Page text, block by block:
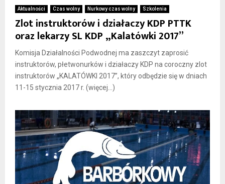
Aktualności Czas wolny Nurkowy czas wolny Szkolenia
Zlot instruktorów i działaczy KDP PTTK
oraz lekarzy SL KDP „Kalatówki 2017”
Komisja Działalności Podwodnej ma zaszczyt zaprosić
instruktorów, płetwonurków i działaczy KDP na coroczny zlot
instruktorów „KALATÓWKI 2017”, który odbędzie się w dniach
11-15 stycznia 2017 r. (więcej…)